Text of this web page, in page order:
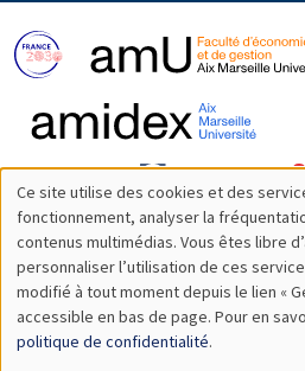
Utilisation
des
données
personnelles
Ce site utilise des cookies et des
fonctionnement, analyser la
contenus multimédias. Vous êtes libre
personnaliser l’utilisation de ces
modifié à tout moment depuis le lien «
accessible en bas de page. Pour en
politique de confidentialité.